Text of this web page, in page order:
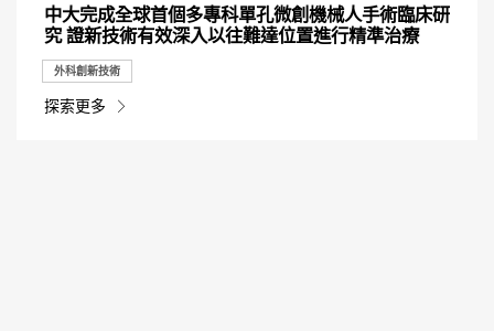
中大完成全球首個多專科單孔微創機械人手術臨床研
究 證新技術有效深入以往難達位置進行精準治療
外科創新技術
探索更多